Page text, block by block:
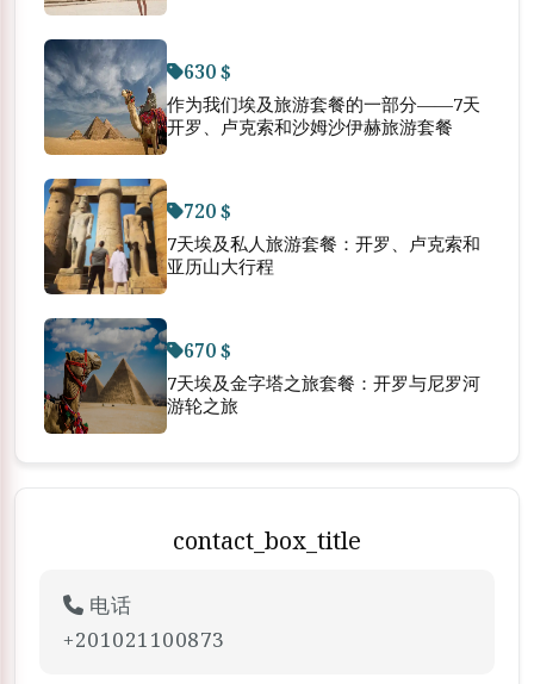
630 $
作为我们埃及旅游套餐的一部分——7天
开罗、卢克索和沙姆沙伊赫旅游套餐
720 $
7天埃及私人旅游套餐：开罗、卢克索和
亚历山大行程
670 $
7天埃及金字塔之旅套餐：开罗与尼罗河
游轮之旅
contact_box_title
电话
+201021100873